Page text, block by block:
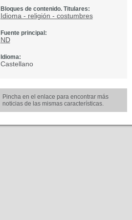
Bloques de contenido. Titulares:
Idioma - religión - costumbres
Fuente principal:
ND
Idioma:
Castellano
Pincha en el enlace para encontrar más
noticias de las mismas características.